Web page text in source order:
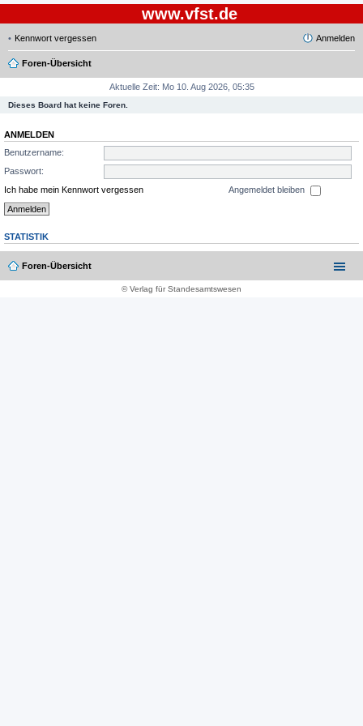
www.vfst.de
Kennwort vergessen Anmelden
Foren-Übersicht
Aktuelle Zeit: Mo 10. Aug 2026, 05:35
Dieses Board hat keine Foren.
ANMELDEN
Benutzername:
Passwort:
Ich habe mein Kennwort vergessen
Angemeldet bleiben
STATISTIK
Foren-Übersicht
© Verlag für Standesamtswesen